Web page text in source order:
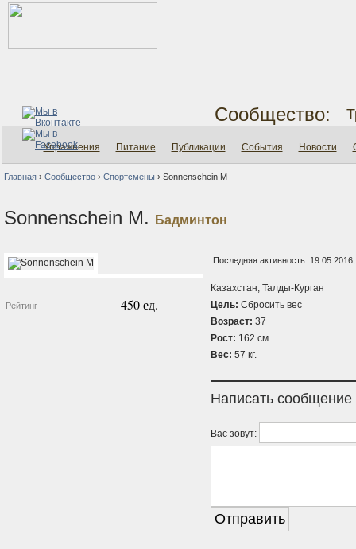
Сообщество:
Упражнения Питание Публикации События Новости
Главная › Сообщество › Спортсмены › Sonnenschein M
Sonnenschein M. Бадминтон
Рейтинг 450 ед.
Последняя активность:
Казахстан, Талды-Курган
Цель: Сбросить вес
Возраст: 37
Рост: 162 см.
Вес: 57 кг.
Написать сообщение
Вас зовут: